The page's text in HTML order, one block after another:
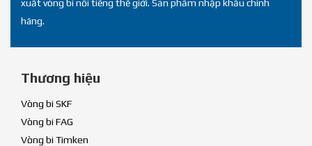
xuất vòng bi nổi tiếng thế giới. Sản phẩm nhập khẩu chính
hãng.
Thương hiệu
Vòng bi SKF
Vòng bi FAG
Vòng bi Timken